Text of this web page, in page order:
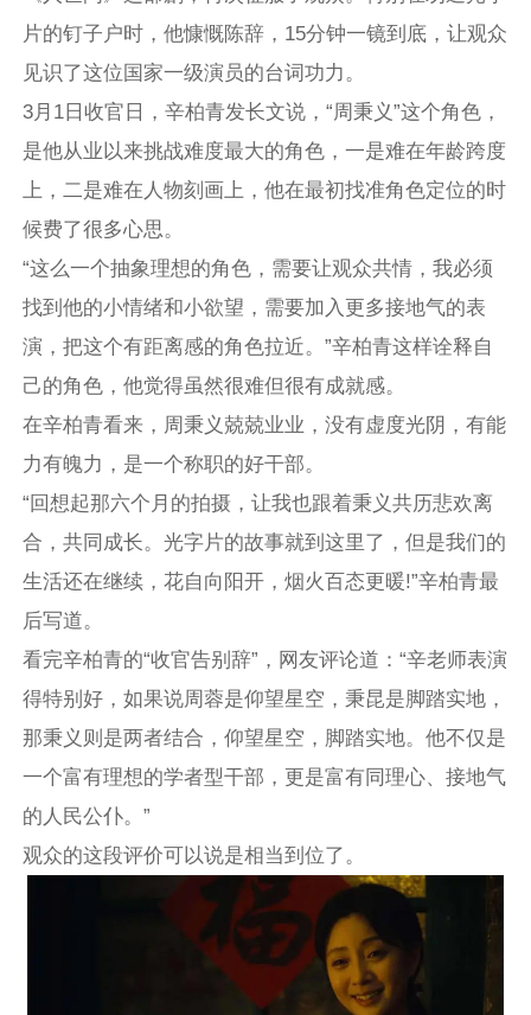
片的钉子户时，他慷慨陈辞，15分钟一镜到底，让观众
见识了这位国家一级演员的台词功力。
3月1日收官日，辛柏青发长文说，“周秉义”这个角色，
是他从业以来挑战难度最大的角色，一是难在年龄跨度
上，二是难在人物刻画上，他在最初找准角色定位的时
候费了很多心思。
“这么一个抽象理想的角色，需要让观众共情，我必须
找到他的小情绪和小欲望，需要加入更多接地气的表
演，把这个有距离感的角色拉近。”辛柏青这样诠释自
己的角色，他觉得虽然很难但很有成就感。
在辛柏青看来，周秉义兢兢业业，没有虚度光阴，有能
力有魄力，是一个称职的好干部。
“回想起那六个月的拍摄，让我也跟着秉义共历悲欢离
合，共同成长。光字片的故事就到这里了，但是我们的
生活还在继续，花自向阳开，烟火百态更暖!”辛柏青最
后写道。
看完辛柏青的“收官告别辞”，网友评论道：“辛老师表演
得特别好，如果说周蓉是仰望星空，秉昆是脚踏实地，
那秉义则是两者结合，仰望星空，脚踏实地。他不仅是
一个富有理想的学者型干部，更是富有同理心、接地气
的人民公仆。”
观众的这段评价可以说是相当到位了。